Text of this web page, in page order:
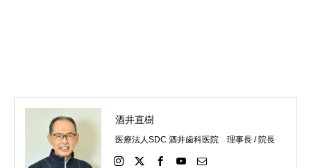
酒井直樹
医療法人SDC 酒井歯科医院 理事長 / 院長